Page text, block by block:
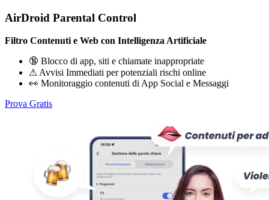
AirDroid Parental Control
Filtro Contenuti e Web con Intelligenza Artificiale
🔞 Blocco di app, siti e chiamate inappropriate
⚠ Avvisi Immediati per potenziali rischi online
👀 Monitoraggio contenuti di App Social e Messaggi
Prova Gratis